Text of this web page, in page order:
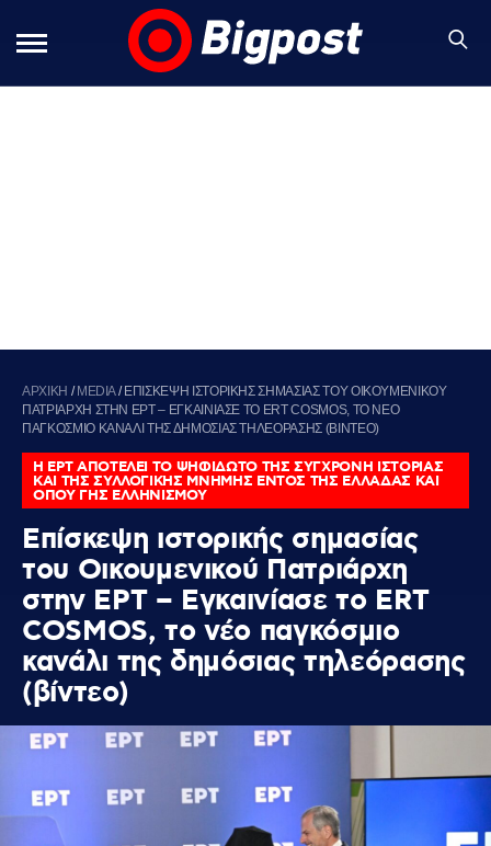
ΑΡΧΙΚΗ / MEDIA/ ΕΠΙΣΚΕΨΗ ΙΣΤΟΡΙΚΗΣ ΣΗΜΑΣΙΑΣ ΤΟΥ ΟΙΚΟΥΜΕΝΙΚΟΥ
ΠΑΤΡΙΑΡΧΗ ΣΤΗΝ ΕΡΤ – ΕΓΚΑΙΝΙΑΣΕ ΤΟ ERT COSMOS, ΤΟ ΝΕΟ
ΠΑΓΚΟΣΜΙΟ ΚΑΝΑΛΙ ΤΗΣ ΔΗΜΟΣΙΑΣ ΤΗΛΕΟΡΑΣΗΣ (ΒΙΝΤΕΟ)
Η ΕΡΤ ΑΠΟΤΕΛΕΙ ΤΟ ΨΗΦΙΔΩΤΟ ΤΗΣ ΣΥΓΧΡΟΝΗ ΙΣΤΟΡΙΑΣ
ΚΑΙ ΤΗΣ ΣΥΛΛΟΓΙΚΗΣ ΜΝΗΜΗΣ ΕΝΤΟΣ ΤΗΣ ΕΛΛΑΔΑΣ ΚΑΙ
ΟΠΟΥ ΓΗΣ ΕΛΛΗΝΙΣΜΟΥ
Επίσκεψη ιστορικής σημασίας
του Οικουμενικού Πατριάρχη
στην ΕΡΤ – Εγκαινίασε το ERT
COSMOS, το νέο παγκόσμιο
κανάλι της δημόσιας τηλεόρασης
(βίντεο)